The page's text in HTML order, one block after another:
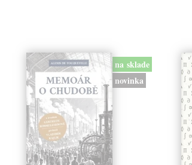
na sklade
novinka